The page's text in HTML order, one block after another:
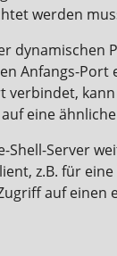
werden
dynamischen
Anfangs-
verbindet,
eine ähnliche
Server
z.B. für
auf einen